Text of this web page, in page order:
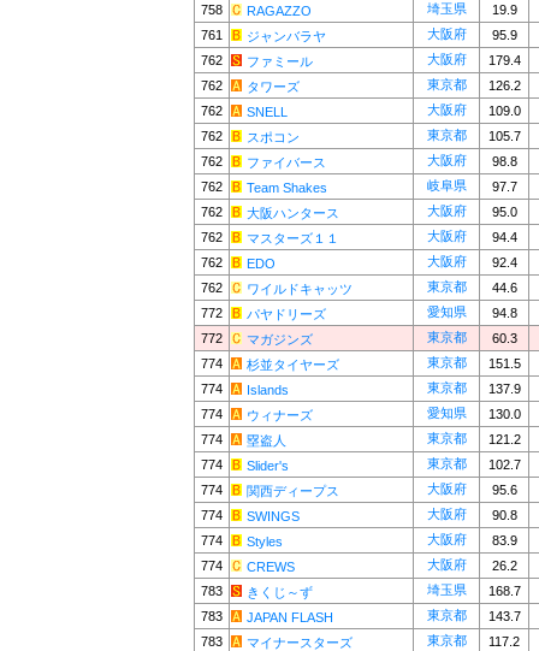
758
RAGAZZO 埼玉県
19.9
761
ジャンバラヤ 大阪府
95.9
762
ファミール 大阪府
179.4
762
タワーズ 東京都
126.2
762
SNELL 大阪府
109.0
762
スポコン 東京都
105.7
762
ファイバース 大阪府
98.8
762
Team Shakes 岐阜県
97.7
762
大阪ハンタース 大阪府
95.0
762
マスターズ１１ 大阪府
94.4
762
EDO 大阪府
92.4
762
ワイルドキャッツ 東京都
44.6
772
パヤドリーズ 愛知県
94.8
772
マガジンズ 東京都
60.3
774
杉並タイヤーズ 東京都
151.5
774
Islands 東京都
137.9
774
ウィナーズ 愛知県
130.0
774
塁盗人 東京都
121.2
774
Slider's 東京都
102.7
774
関西ディープス 大阪府
95.6
774
SWINGS 大阪府
90.8
774
Styles 大阪府
83.9
774
CREWS 大阪府
26.2
783
きくじ～ず 埼玉県
168.7
783
JAPAN FLASH 東京都
143.7
783
マイナースターズ 東京都
117.2